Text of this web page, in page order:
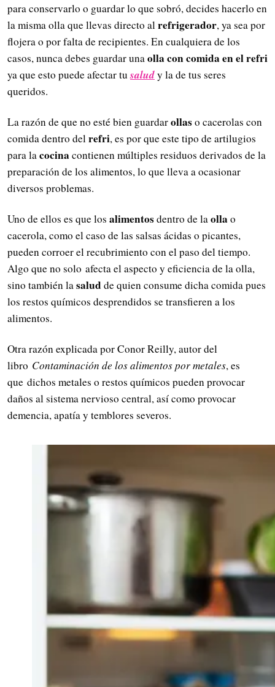
para conservarlo o guardar lo que sobró, decides hacerlo en
la misma olla que llevas directo al refrigerador, ya sea por
flojera o por falta de recipientes. En cualquiera de los
casos, nunca debes guardar unaolla con comida en el refri
ya que esto puede afectar tusaludy la de tus seres
queridos.
La razón de que no esté bien guardarollaso cacerolas con
comida dentro delrefri, es por que este tipo de artilugios
para lacocina contienen múltiples residuos derivados de la
preparación de los alimentos, lo que lleva a ocasionar
diversos problemas.
Uno de ellos es que los alimentosdentro de laolla o
cacerola, como el caso de las salsas ácidas o picantes,
pueden corroer el recubrimiento con el paso del tiempo.
Algo que no solo afecta el aspecto y eficiencia de la olla,
sino también lasalud de quien consume dicha comida pues
los restos químicos desprendidos se transfieren a los
alimentos.
Otra razón explicada por Conor Reilly, autor del
libro Contaminación de los alimentos por metales, es
que dichos metales o restos químicos pueden provocar
daños al sistema nervioso central, así como provocar
demencia, apatía y temblores severos.